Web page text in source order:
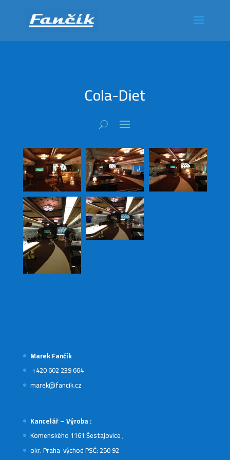
Cola-Diet
Marek Fančík
+420 602 239 664
marek@fancik.cz
Kancelář – Výroba :
Komenského 1161 Šestajovice ,
okr. Praha-východ PSČ: 250 92